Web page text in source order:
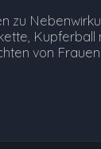
zu
Kupferball
von Frauen.